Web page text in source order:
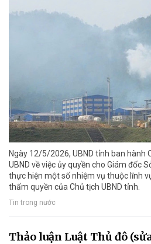
Ngày 12/5/2026, UBND tỉnh ban hành
UBND về việc ủy quyền cho Giám đốc
thực hiện một số nhiệm vụ thuộc lĩnh
thẩm quyền của Chủ tịch UBND tỉnh.
Tin trong nước
Thảo luận Luật Thủ đô